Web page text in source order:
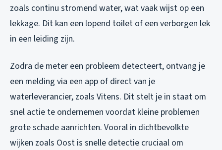
zoals continu stromend water, wat vaak wijst op een
lekkage. Dit kan een lopend toilet of een verborgen lek
in een leiding zijn.
Zodra de meter een probleem detecteert, ontvang je
een melding via een app of direct van je
waterleverancier, zoals Vitens. Dit stelt je in staat om
snel actie te ondernemen voordat kleine problemen
grote schade aanrichten. Vooral in dichtbevolkte
wijken zoals Oost is snelle detectie cruciaal om